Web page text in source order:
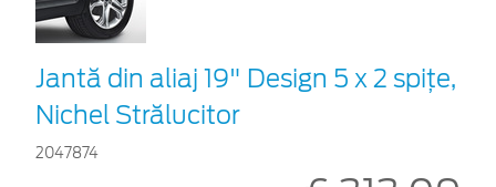
Jantă din aliaj 19" Design 5 x 2 spițe,
Nichel Strălucitor
2047874